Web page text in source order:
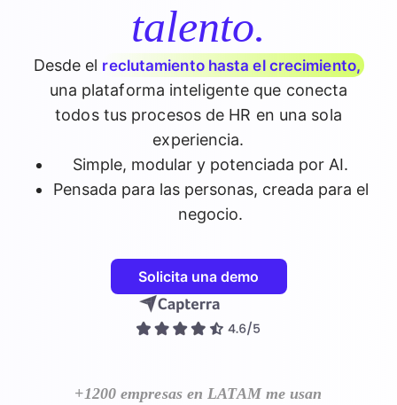
Referidos
Agenda un demo
talento.
Desde el reclutamiento hasta el crecimiento,
una plataforma inteligente que conecta
todos tus procesos de HR en una sola
experiencia.
Simple, modular y potenciada por AI.
Pensada para las personas, creada para el
negocio.
Solicita una demo
+1200 empresas en LATAM me usan